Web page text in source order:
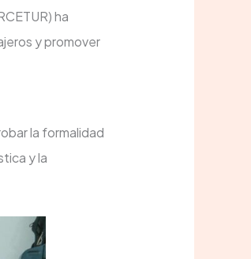
ha
y promover
la formalidad
y la